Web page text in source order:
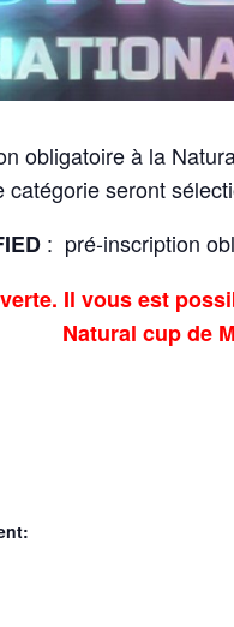
obligatoire à la
seront
: pré-inscription
Il vous est
Natural cup de